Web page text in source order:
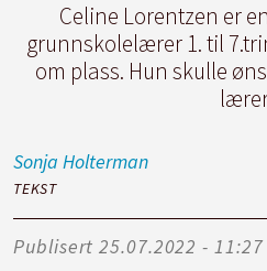
Celine Lorentzen er
grunnskolelærer 1. til
om plass. Hun skulle
Sonja Holterman
TEKST
Publisert
25.07.2022 - 11:27